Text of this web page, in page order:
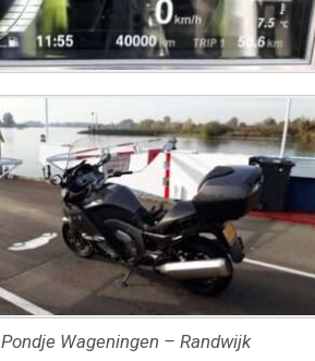
Pondje Wageningen – Randwijk